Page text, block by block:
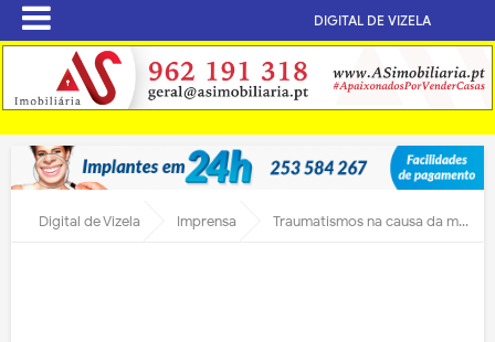
DIGITAL DE VIZELA
Digital de Vizela Imprensa Traumatismos na causa da morte do casal de Infias que vai hoje a sepultar pelas 18 horas